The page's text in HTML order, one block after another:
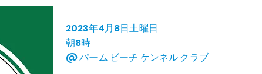
2023年4月8日土曜日
朝8時
@ パーム ビーチ ケンネル クラブ